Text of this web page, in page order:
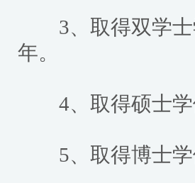
3、取得双学士
年。
4、取得硕士学
5、取得博士学